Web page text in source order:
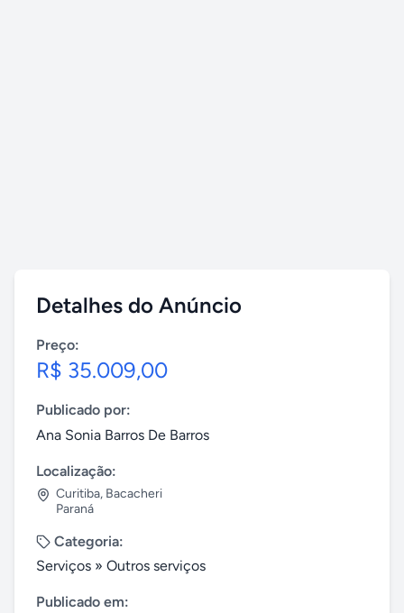
Detalhes do Anúncio
Preço:
R$ 35.009,00
Publicado por:
Ana Sonia Barros De Barros
Localização:
Curitiba, Bacacheri
Paraná
Categoria:
Serviços » Outros serviços
Publicado em: